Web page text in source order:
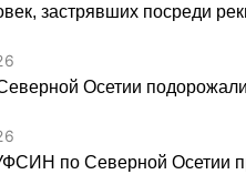
застрявших посреди
Осетии
по Северной Осетии